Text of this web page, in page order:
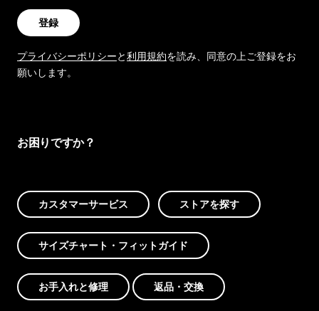
登録
プライバシーポリシーと利用規約を読み、同意の上ご登録をお
願いします。
お困りですか？
カスタマーサービス ストアを探す
サイズチャート・フィットガイド
お手入れと修理 返品・交換